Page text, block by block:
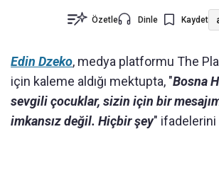
Özetle Dinle Kaydet
Edin Dzeko, medya platformu The
için kaleme aldığı mektupta, "Bosna
sevgili çocuklar, sizin için bir
imkansız değil. Hiçbir şey" ifadelerini